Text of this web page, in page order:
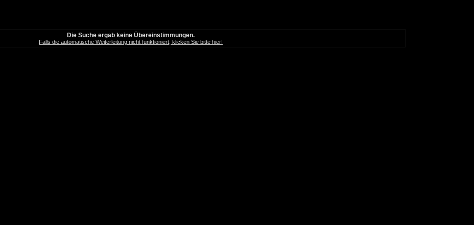
Die Suche ergab keine Übereinstimmungen.
Falls die automatische Weiterleitung nicht funktioniert, klicken Sie bitte hier!